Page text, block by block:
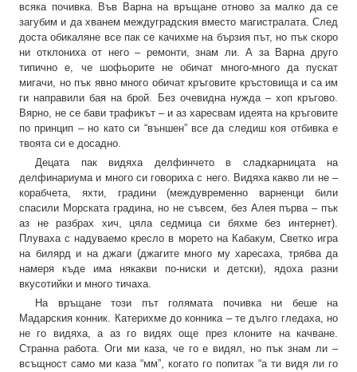
всяка почивка. Във Варна на връщане отново за малко да се
загубим и да хванем междуградския вместо магистралата. След
доста обикаляне все пак се качихме на бързия път, но пък скоро
ни отклониха от него – ремонти, знам ли. А за Варна друго
типично е, че шофьорите не обичат много-много да пускат
мигачи, но пък явно много обичат кръговите кръстовища и са им
ги направили бая на брой. Без очевидна нужда – хоп кръгово.
Вярно, не се бави трафикът – и аз харесвам идеята на кръговите
по принцип – но като си “външен” все да следиш коя отбивка е
твоята си е досадно.
Децата пак видяха делфинчето в сладкарницата на
делфинариума и много си говориха с него. Видяха какво ли не –
корабчета, яхти, градини (междувременно варненци били
спасили Морската градина, но не съвсем, без Алея първа – пък
аз не разбрах хич, цяла седмица си бяхме без интернет).
Плуваха с надуваемо кресло в морето на Кабакум, Светко игра
на билярд и на джаги (джагите много му харесаха, трябва да
намеря къде има някакви по-ниски и детски), ядоха разни
вкусотийки и много тичаха.
На връщане този път голямата почивка ни беше на
Мадарския конник. Катерихме до конника – те дълго гледаха, но
не го видяха, а аз го видях още през клоните на качване.
Странна работа. Оги ми каза, че го е видял, но пък знам ли –
всъщност само ми каза “мм”, когато го попитах “а ти видя ли го